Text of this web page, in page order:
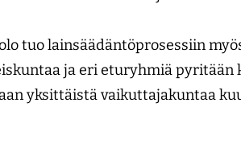
tuo lainsäädäntöprosessiin
ja eri eturyhmiä pyritään
yksittäistä vaikuttajakuntaa